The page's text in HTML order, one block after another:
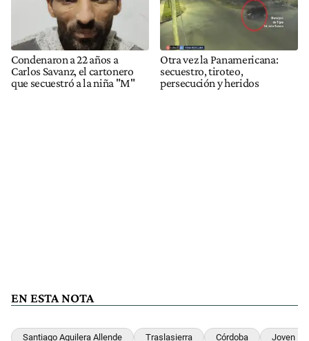
Condenaron a 22 años a
Carlos Savanz, el cartonero
que secuestró a la niña "M"
Otra vez la Panamericana:
secuestro, tiroteo,
persecución y heridos
EN ESTA NOTA
Santiago Aguilera Allende Traslasierra Córdoba Joven